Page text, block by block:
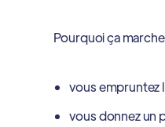
Pourquoi ça marche
vous empruntez
vous donnez un